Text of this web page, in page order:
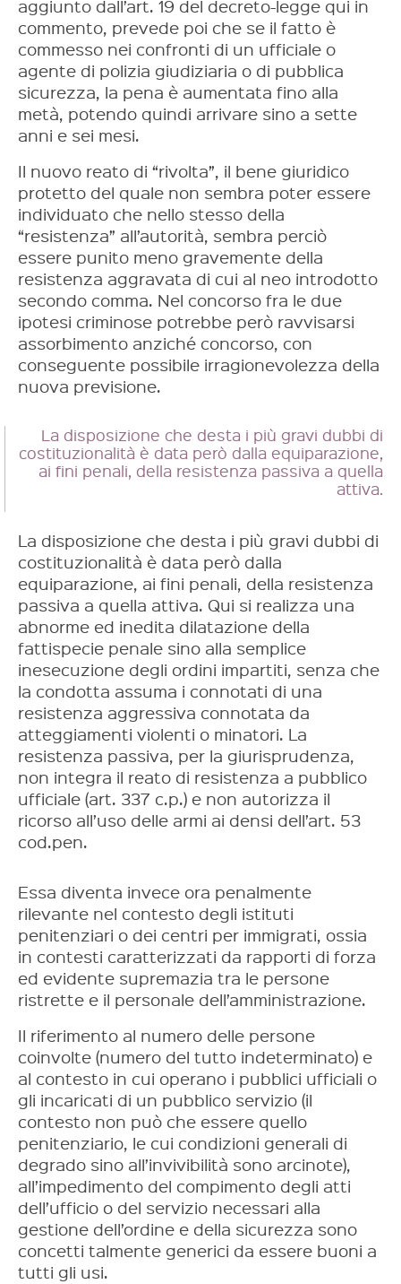
aggiunto dall’art. 19 del decreto-legge qui in
commento, prevede poi che se il fatto è
commesso nei confronti di un ufficiale o
agente di polizia giudiziaria o di pubblica
sicurezza, la pena è aumentata fino alla
metà, potendo quindi arrivare sino a sette
anni e sei mesi.
Il nuovo reato di “rivolta”, il bene giuridico
protetto del quale non sembra poter essere
individuato che nello stesso della
“resistenza” all’autorità, sembra perciò
essere punito meno gravemente della
resistenza aggravata di cui al neo introdotto
secondo comma. Nel concorso fra le due
ipotesi criminose potrebbe però ravvisarsi
assorbimento anziché concorso, con
conseguente possibile irragionevolezza della
nuova previsione.
La disposizione che desta i più gravi dubbi di
costituzionalità è data però dalla equiparazione,
ai fini penali, della resistenza passiva a quella
attiva.
La disposizione che desta i più gravi dubbi di
costituzionalità è data però dalla
equiparazione, ai fini penali, della resistenza
passiva a quella attiva. Qui si realizza una
abnorme ed inedita dilatazione della
fattispecie penale sino alla semplice
inesecuzione degli ordini impartiti, senza che
la condotta assuma i connotati di una
resistenza aggressiva connotata da
atteggiamenti violenti o minatori. La
resistenza passiva, per la giurisprudenza,
non integra il reato di resistenza a pubblico
ufficiale (art. 337 c.p.) e non autorizza il
ricorso all’uso delle armi ai densi dell’art. 53
cod.pen.
Essa diventa invece ora penalmente
rilevante nel contesto degli istituti
penitenziari o dei centri per immigrati, ossia
in contesti caratterizzati da rapporti di forza
ed evidente supremazia tra le persone
ristrette e il personale dell’amministrazione.
Il riferimento al numero delle persone
coinvolte (numero del tutto indeterminato) e
al contesto in cui operano i pubblici ufficiali o
gli incaricati di un pubblico servizio (il
contesto non può che essere quello
penitenziario, le cui condizioni generali di
degrado sino all’invivibilità sono arcinote),
all’impedimento del compimento degli atti
dell’ufficio o del servizio necessari alla
gestione dell’ordine e della sicurezza sono
concetti talmente generici da essere buoni a
tutti gli usi.